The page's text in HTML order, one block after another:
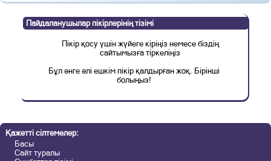
Пайдаланушылар пікірлерінің тізімі
Пікір қосу үшін жүйеге кіріңіз немесе біздің
сайтымызға тіркеліңіз
Бұл әнге әлі ешкім пікір қалдырған жоқ. Бірінші
болыңыз!
Қажетті сілтемелер:
Басы
Сайт туралы